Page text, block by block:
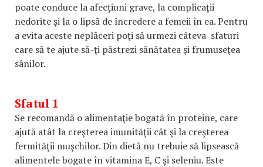
poate conduce la afecţiuni grave, la complicaţii
nedorite şi la o lipsă de încredere a femeii în ea. Pentru
a evita aceste neplăceri poţi să urmezi câteva sfaturi
care să te ajute să-ţi păstrezi sănătatea şi frumuseţea
sânilor.
Sfatul 1
Se recomandă o alimentaţie bogată în proteine, care
ajută atât la creşterea imunităţii cât şi la creşterea
fermităţii muşchilor. Din dietă nu trebuie să lipsească
alimentele bogate în vitamina E, C şi seleniu. Este